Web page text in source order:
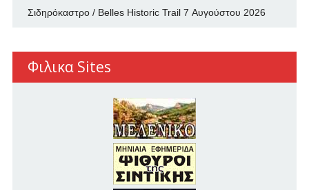
Σιδηρόκαστρο / Belles Historic Trail 7 Αυγούστου 2026
Φιλικα Sites